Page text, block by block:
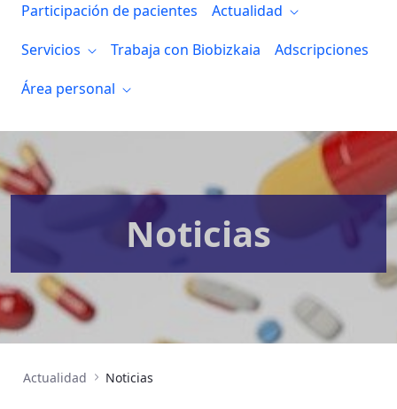
Participación de pacientes
Actualidad
Servicios
Trabaja con Biobizkaia
Adscripciones
Área personal
Noticias
Actualidad Noticias